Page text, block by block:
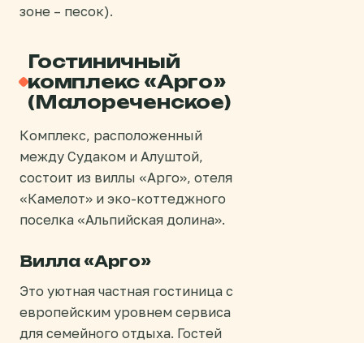
зоне – песок).
Гостиничный
комплекс «Арго»
(Малореченское)
Комплекс, расположенный
между Судаком и Алуштой,
состоит из виллы «Арго», отеля
«Камелот» и эко-коттеджного
поселка «Альпийская долина».
Вилла «Арго»
Это уютная частная гостиница с
европейским уровнем сервиса
для семейного отдыха. Гостей